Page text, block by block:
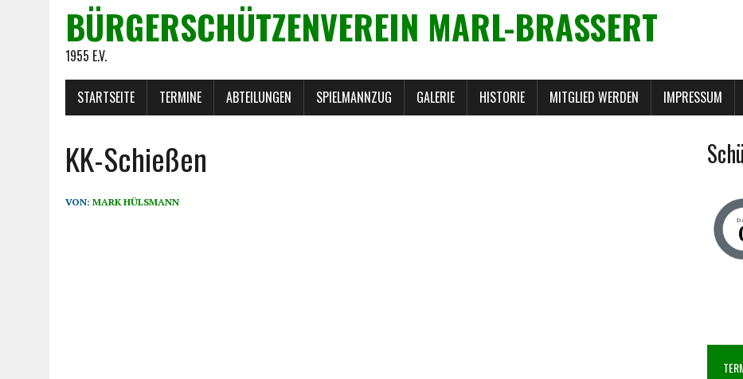
BÜRGERSCHÜTZENVEREIN MARL-BRASSERT
1955 E.V.
STARTSEITE TERMINE ABTEILUNGEN SPIELMANNZUG GALERIE HISTORIE MITGLIED WERDEN IMPRESSUM
KK-Schießen
VON: MARK HÜLSMANN